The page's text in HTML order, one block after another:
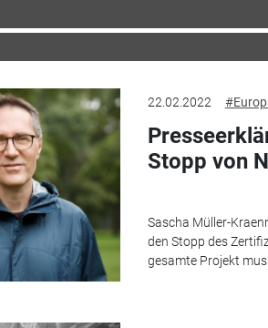
22.02.2022
Stopp von
Sascha Müller-
den Stopp des
gesamte Projekt